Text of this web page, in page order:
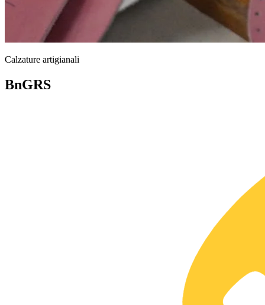
Calzature artigianali
BnGRS